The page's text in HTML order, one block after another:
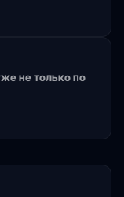
не только по